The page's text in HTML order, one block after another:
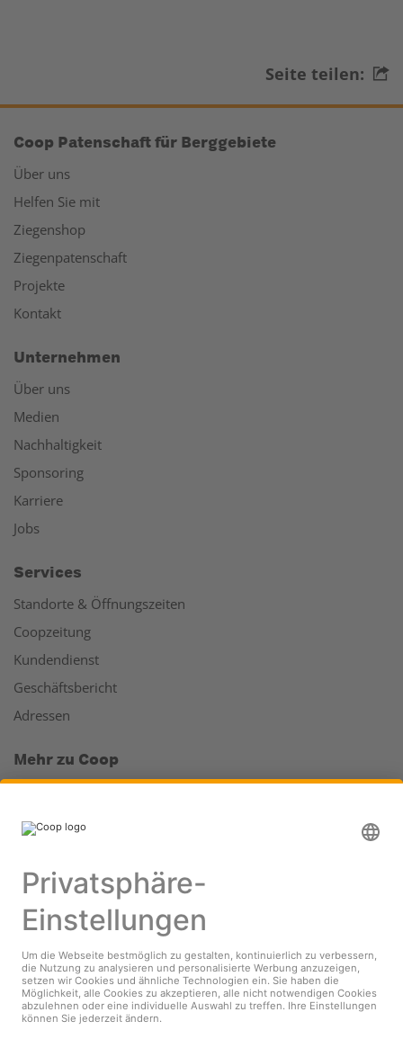
Seite teilen:
Coop Patenschaft für Berggebiete
Über uns
Helfen Sie mit
Ziegenshop
Ziegenpatenschaft
Projekte
Kontakt
Unternehmen
Über uns
Medien
Nachhaltigkeit
Sponsoring
Karriere
Jobs
Services
Standorte & Öffnungszeiten
Coopzeitung
Kundendienst
Geschäftsbericht
Adressen
Mehr zu Coop
Läden & Services
Hello Family Club
Folgen Sie uns